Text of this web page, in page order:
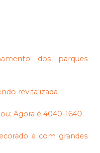
dos parques
revitalizada
Agora é 4040-1640
e com grandes